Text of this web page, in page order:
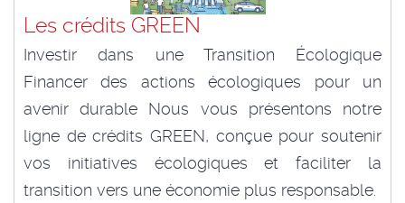
Les crédits GREEN
Investir dans une Transition Écologique
Financer des actions écologiques pour un
avenir durable Nous vous présentons notre
ligne de crédits GREEN, conçue pour soutenir
vos initiatives écologiques et faciliter la
transition vers une économie plus responsable.